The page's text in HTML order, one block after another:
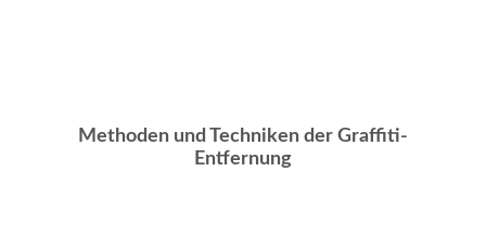
Methoden und Techniken der Graffiti-
Entfernung